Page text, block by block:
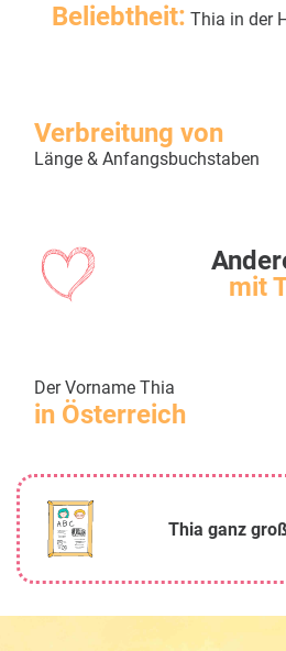
Beliebtheit: Thia in der
Verbreitung von
Länge & Anfangsbuchstaben
mit
Der Vorname Thia
in Österreich
Thia ganz